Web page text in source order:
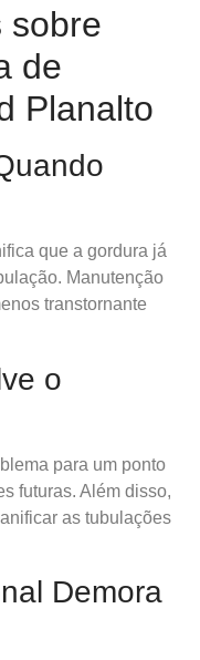
sobre
de
Planalto
que a gordura já
Manutenção
transtornante
o
para um ponto
futuras. Além disso,
as tubulações
Demora